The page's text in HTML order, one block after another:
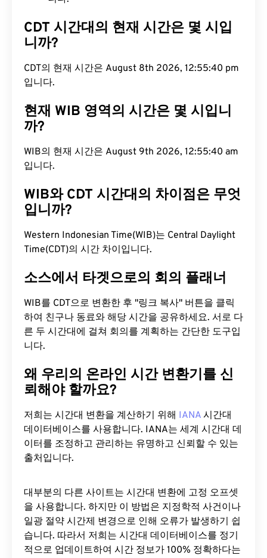
CDT 시간대의 현재 시간은 몇 시입
니까?
CDT의 현재 시간은 August 8th 2026, 12:55:41 pm
입니다.
현재 WIB 영역의 시간은 몇 시입니
까?
WIB의 현재 시간은 August 9th 2026, 12:55:41 am
입니다.
WIB와 CDT 시간대의 차이점은 무엇
입니까?
Western Indonesian Time(WIB)는 Central Daylight
Time(CDT)의 시간 차이입니다.
소스에서 타겟으로의 회의 플래너
WIB를 CDT으로 변환한 후 "링크 복사" 버튼을 클릭
하여 친구나 동료와 해당 시간을 공유하세요. 서로 다
른 두 시간대에 걸쳐 회의를 계획하는 간단한 도구입
니다.
왜 우리의 온라인 시간 변환기를 신
뢰해야 할까요?
저희는 시간대 변환을 계산하기 위해 IANA 시간대
데이터베이스를 사용합니다. IANA는 세계 시간대 데
이터를 조정하고 관리하는 유명하고 신뢰할 수 있는
출처입니다.
대부분의 다른 사이트는 시간대 변환에 ​​고정 오프셋
을 사용합니다. 하지만 이 방법은 지정학적 사건이나
일광 절약 시간제 변경으로 인해 오류가 발생하기 쉽
습니다. 따라서 저희는 시간대 데이터베이스를 정기
적으로 업데이트하여 시간 정보가 100% 정확하다는